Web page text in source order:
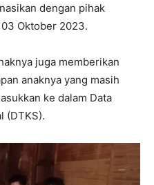
dengan pihak
03 Oktober 2023.
juga memberikan
anaknya yang masih
ke dalam Data
(DTKS).